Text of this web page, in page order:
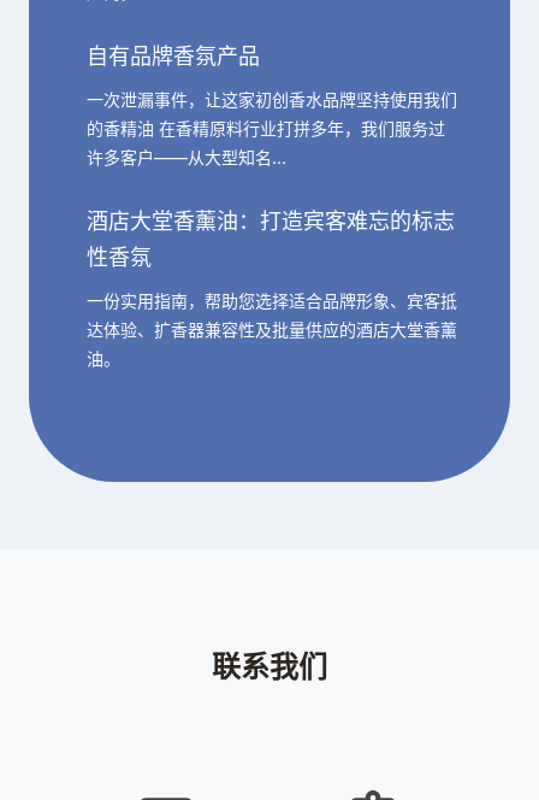
自有品牌香氛产品
一次泄漏事件，让这家初创香水品牌坚持使用我们
的香精油 在香精原料行业打拼多年，我们服务过
许多客户——从大型知名…
酒店大堂香薰油：打造宾客难忘的标志
性香氛
一份实用指南，帮助您选择适合品牌形象、宾客抵
达体验、扩香器兼容性及批量供应的酒店大堂香薰
油。
联系我们